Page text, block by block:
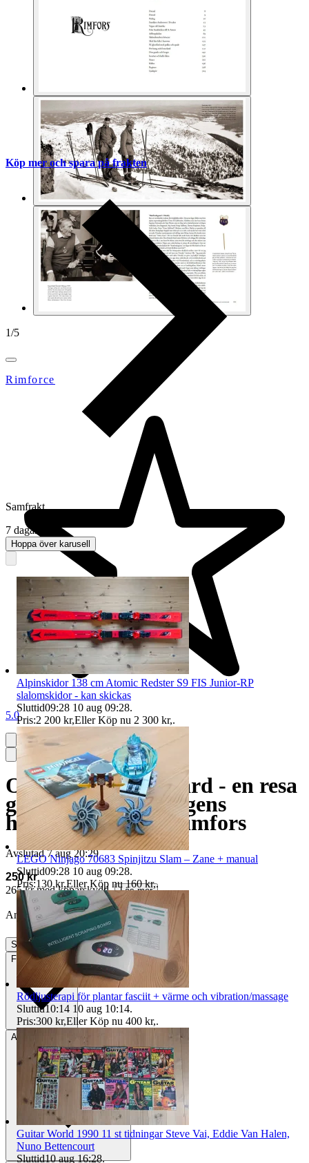
1/5
Rimforce
5.0
Olle Rimfors skidfärd - en resa
genom utförsåkningens
historia - Fabian Rimfors
Avslutad 7 aug 20:29
250 kr
265 kr med köparskydd. Läs mer
Annonsen är avslutad. Såld med Köp nu.
Slutade
7 aug 20:29
FraktFrån 59 kr
Avhämtning Brösarp, Sverige
Köp mer och spara på frakten
Samfrakt
7 dagar
Hoppa över karusell
Alpinskidor 138 cm Atomic Redster S9 FIS Junior-RP
slalomskidor - kan skickas
Sluttid09:28 10 aug 09:28.
Pris:2 200 kr,Eller Köp nu 2 300 kr,.
LEGO Ninjago 70683 Spinjitzu Slam – Zane + manual
Sluttid09:28 10 aug 09:28.
Pris:130 kr,Eller Köp nu 160 kr,.
Rödljusterapi för plantar fasciit + värme och vibration/massage
Sluttid10:14 10 aug 10:14.
Pris:300 kr,Eller Köp nu 400 kr,.
Guitar World 1990 11 st tidningar Steve Vai, Eddie Van Halen,
Nuno Bettencourt
Sluttid10 aug 16:28.